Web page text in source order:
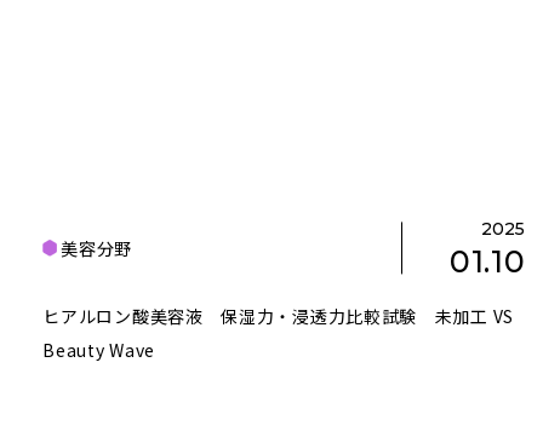
美容分野
2025
01.10
ヒアルロン酸美容液 保湿力・浸透力比較試験 未加工 VS
Beauty Wave